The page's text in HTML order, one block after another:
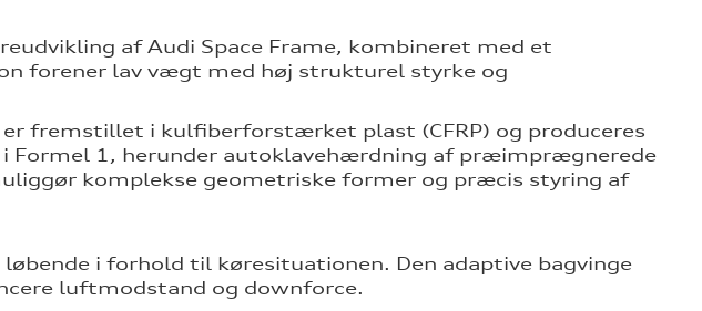
af Audi Space Frame, kombineret med et
forener lav vægt med høj strukturel styrke og
fremstillet i kulfiberforstærket plast (CFRP) og produceres
i Formel 1, herunder autoklavehærdning af præimprægnerede
komplekse geometriske former og præcis styring af
i forhold til køresituationen. Den adaptive bagvinge
luftmodstand og downforce.